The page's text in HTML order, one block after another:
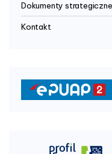
Dokumenty strategiczne
Kontakt